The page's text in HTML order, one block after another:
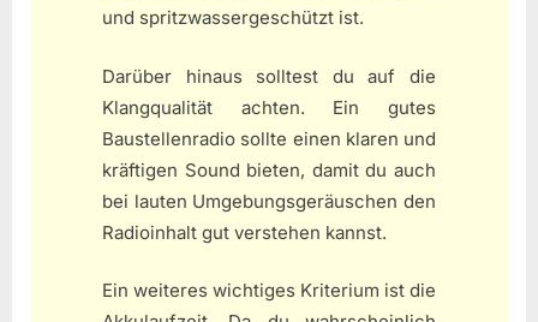
und spritzwassergeschützt ist.
Darüber hinaus solltest du auf die
Klangqualität achten. Ein gutes
Baustellenradio sollte einen klaren und
kräftigen Sound bieten, damit du auch
bei lauten Umgebungsgeräuschen den
Radioinhalt gut verstehen kannst.
Ein weiteres wichtiges Kriterium ist die